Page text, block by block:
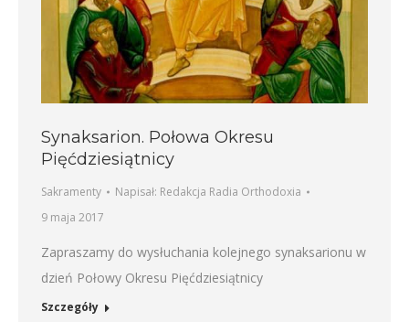
Synaksarion. Połowa Okresu
Pięćdziesiątnicy
Sakramenty Napisał: Redakcja Radia Orthodoxia
9 maja 2017
Zapraszamy do wysłuchania kolejnego synaksarionu w
dzień Połowy Okresu Pięćdziesiątnicy
Szczegóły